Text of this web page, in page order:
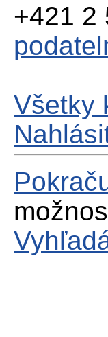
+421 2
Všetky